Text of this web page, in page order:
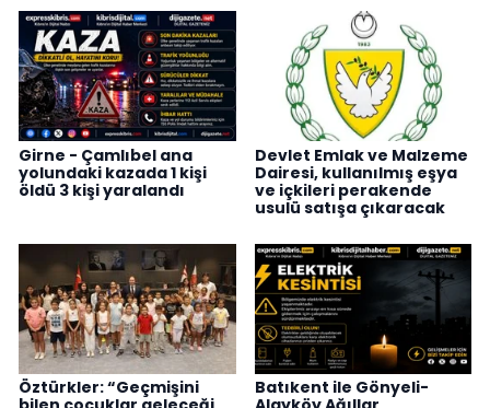
Girne - Çamlıbel ana
yolundaki kazada 1 kişi
öldü 3 kişi yaralandı
Devlet Emlak ve Malzeme
Dairesi, kullanılmış eşya
ve içkileri perakende
usulü satışa çıkaracak
Öztürkler: “Geçmişini
Batıkent ile Gönyeli-